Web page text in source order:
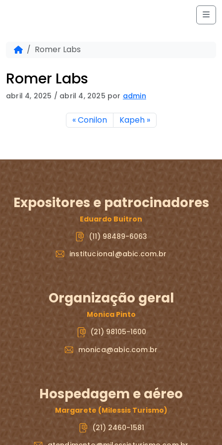
HomeRomer Labs
Romer Labs
abril 4, 2025 / abril 4, 2025 por admin
Conilon Kapeh
Expositores e patrocinadores
Eduardo Buitron
(11) 98489-6063
institucional@abic.com.br
Organização geral
Monica Pinto
(21) 98105-1600
monica@abic.com.br
Hospedagem e aéreo
Margarete (Milessis Turismo)
(21) 2460-1581